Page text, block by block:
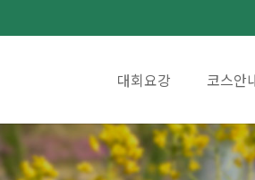
대회요강 코스안